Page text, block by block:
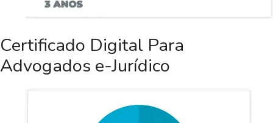
Certificado Digital Para
Advogados e-Jurídico